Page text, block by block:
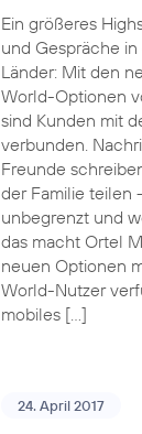
Ein größeres
und Gespräche
Länder: Mit den
World-Optionen
sind Kunden mit
verbunden.
Freunde
der Familie teilen
unbegrenzt und
das macht Ortel
neuen Optionen
World-Nutzer
mobiles […]
24. April 2017